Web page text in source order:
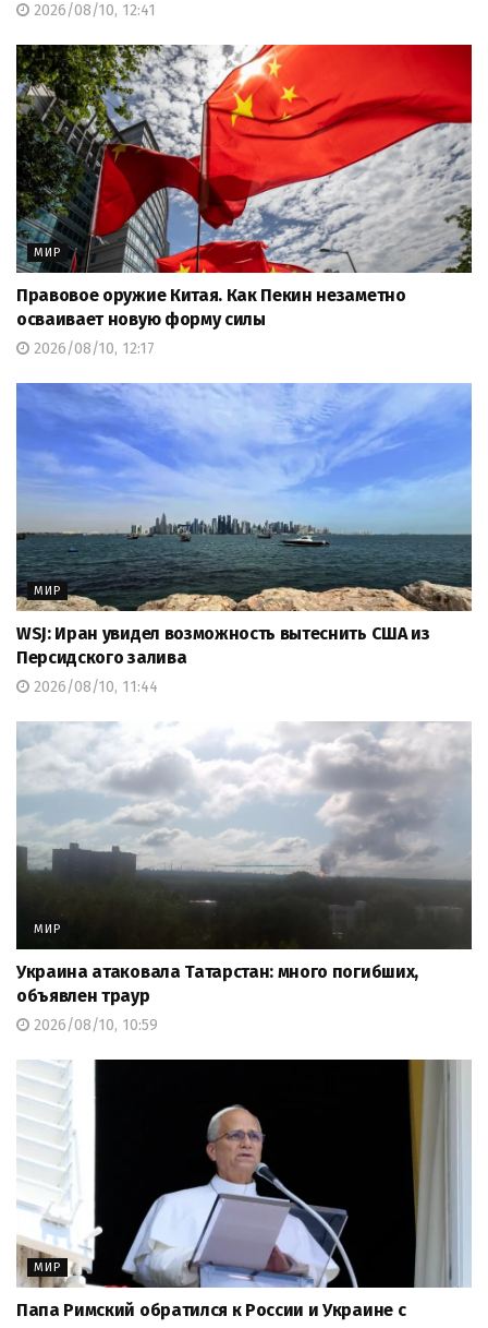
2026/08/10, 12:41
МИР
Правовое оружие Китая. Как Пекин незаметно
осваивает новую форму силы
2026/08/10, 12:17
МИР
WSJ: Иран увидел возможность вытеснить США из
Персидского залива
2026/08/10, 11:44
МИР
Украина атаковала Татарстан: много погибших,
объявлен траур
2026/08/10, 10:59
МИР
Папа Римский обратился к России и Украине с